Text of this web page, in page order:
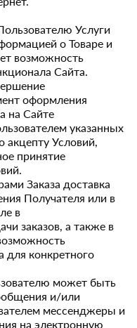
Услуги
о Товаре и
возможность
Сайта.
оформления
на Сайте
указанных
акцепту Условий,
принятие
Заказа доставка
Получателя или в
в
заказов, а также в
для конкретного
может быть
и/или
мессенджеры и
на электронную